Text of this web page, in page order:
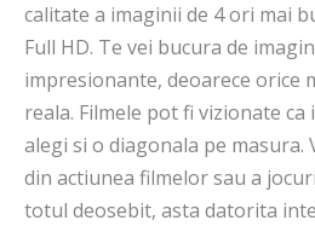
calitate a imaginii de 4 ori mai
Full HD. Te vei bucura de
impresionante, deoarece orice
reala. Filmele pot fi vizionate ca
alegi si o diagonala pe masura.
din actiunea filmelor sau a
totul deosebit, asta datorita